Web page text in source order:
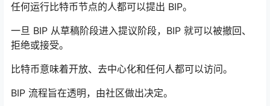
任何运行比特币节点的人都可以提出 BIP。
一旦 BIP 从草稿阶段进入提议阶段，BIP 就可以被撤回、
拒绝或接受。
比特币意味着开放、去中心化和任何人都可以访问。
BIP 流程旨在透明，由社区做出决定。